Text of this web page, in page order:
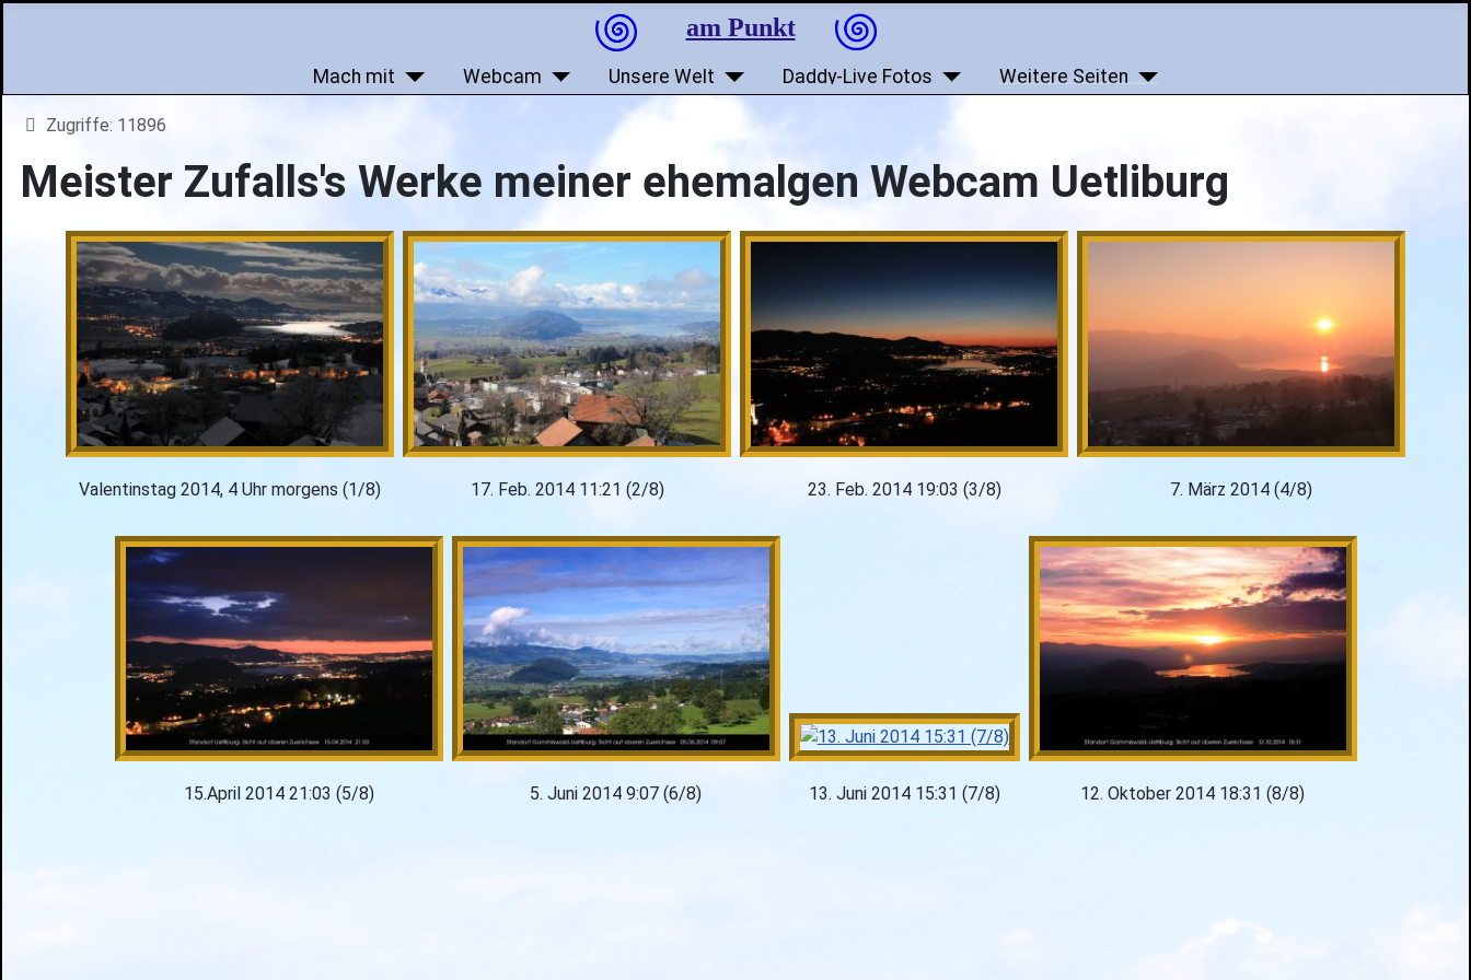
am Punkt
Mach mit Webcam Unsere Welt Daddy-Live Fotos Weitere Seiten
Zugriffe: 11896
Meister Zufalls's Werke meiner ehemalgen Webcam Uetliburg
Valentinstag 2014, 4 Uhr morgens (1/8) 17. Feb. 2014 11:21 (2/8) 23. Feb. 2014 19:03 (3/8) 7. März 2014 (4/8)
15.April 2014 21:03 (5/8) 5. Juni 2014 9:07 (6/8) 13. Juni 2014 15:31 (7/8) 12. Oktober 2014 18:31 (8/8)